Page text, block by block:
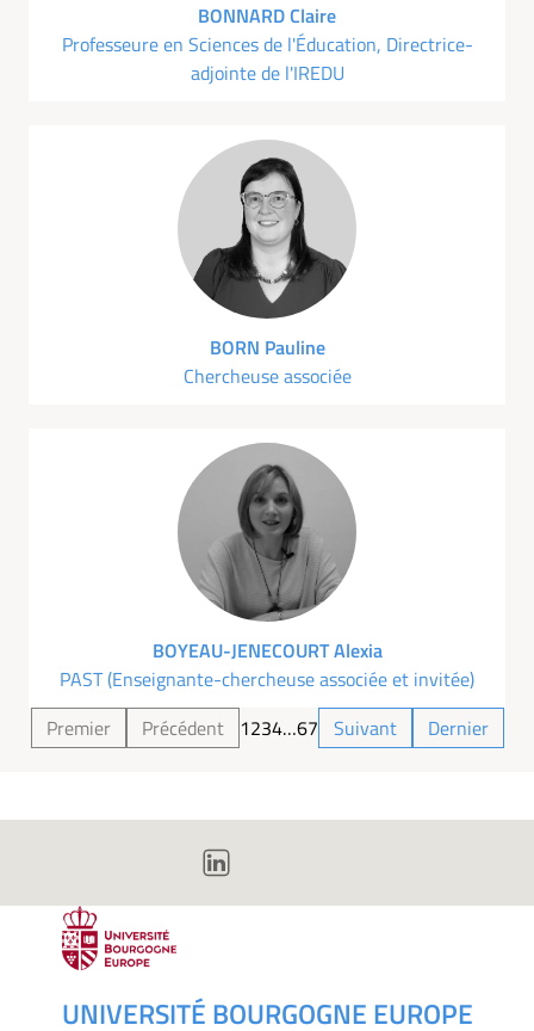
BONNARD Claire
Professeure en Sciences de l'Éducation, Directrice-
adjointe de l'IREDU
BORN Pauline
Chercheuse associée
BOYEAU-JENECOURT Alexia
PAST (Enseignante-chercheuse associée et invitée)
Premier
Précédent 1234…67 Suivant Dernier
UNIVERSITÉ BOURGOGNE EUROPE